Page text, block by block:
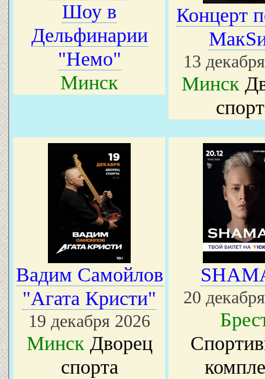
Шоу в
Дельфинарии
"Немо"
Минск
Концерт
13
Минск
Вадим Самойлов
"Агата Кристи"
19 декабря 2026
Минск Дворец
спорта
20